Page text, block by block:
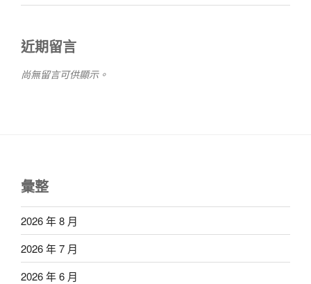
近期留言
尚無留言可供顯示。
彙整
2026 年 8 月
2026 年 7 月
2026 年 6 月